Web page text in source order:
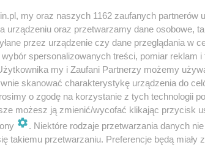
my oraz naszych 1162 zaufanych partnerów
urządzeniu oraz przetwarzamy dane osobowe,
przez urządzenie czy dane przeglądania w
spersonalizowanych treści, pomiar reklam i
my i Zaufani Partnerzy możemy
skanować charakterystykę urządzenia do
o zgodę na korzystanie z tych technologii
możesz ją zmienić/wycofać klikając przycisk
. Niektóre rodzaje przetwarzania danych
takiemu przetwarzaniu. Preferencje będą miały